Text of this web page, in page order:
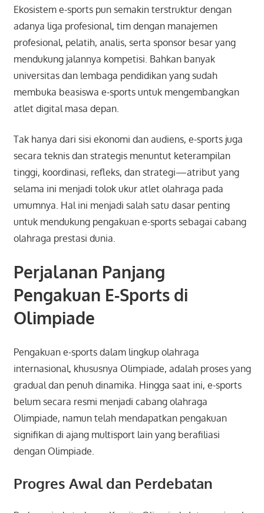
Ekosistem e-sports pun semakin terstruktur dengan
adanya liga profesional, tim dengan manajemen
profesional, pelatih, analis, serta sponsor besar yang
mendukung jalannya kompetisi. Bahkan banyak
universitas dan lembaga pendidikan yang sudah
membuka beasiswa e-sports untuk mengembangkan
atlet digital masa depan.
Tak hanya dari sisi ekonomi dan audiens, e-sports juga
secara teknis dan strategis menuntut keterampilan
tinggi, koordinasi, refleks, dan strategi—atribut yang
selama ini menjadi tolok ukur atlet olahraga pada
umumnya. Hal ini menjadi salah satu dasar penting
untuk mendukung pengakuan e-sports sebagai cabang
olahraga prestasi dunia.
Perjalanan Panjang
Pengakuan E-Sports di
Olimpiade
Pengakuan e-sports dalam lingkup olahraga
internasional, khususnya Olimpiade, adalah proses yang
gradual dan penuh dinamika. Hingga saat ini, e-sports
belum secara resmi menjadi cabang olahraga
Olimpiade, namun telah mendapatkan pengakuan
signifikan di ajang multisport lain yang berafiliasi
dengan Olimpiade.
Progres Awal dan Perdebatan